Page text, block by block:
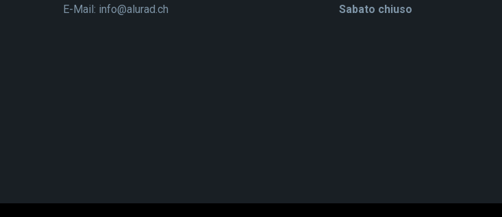
E-Mail: info@alurad.ch Sabato chiuso